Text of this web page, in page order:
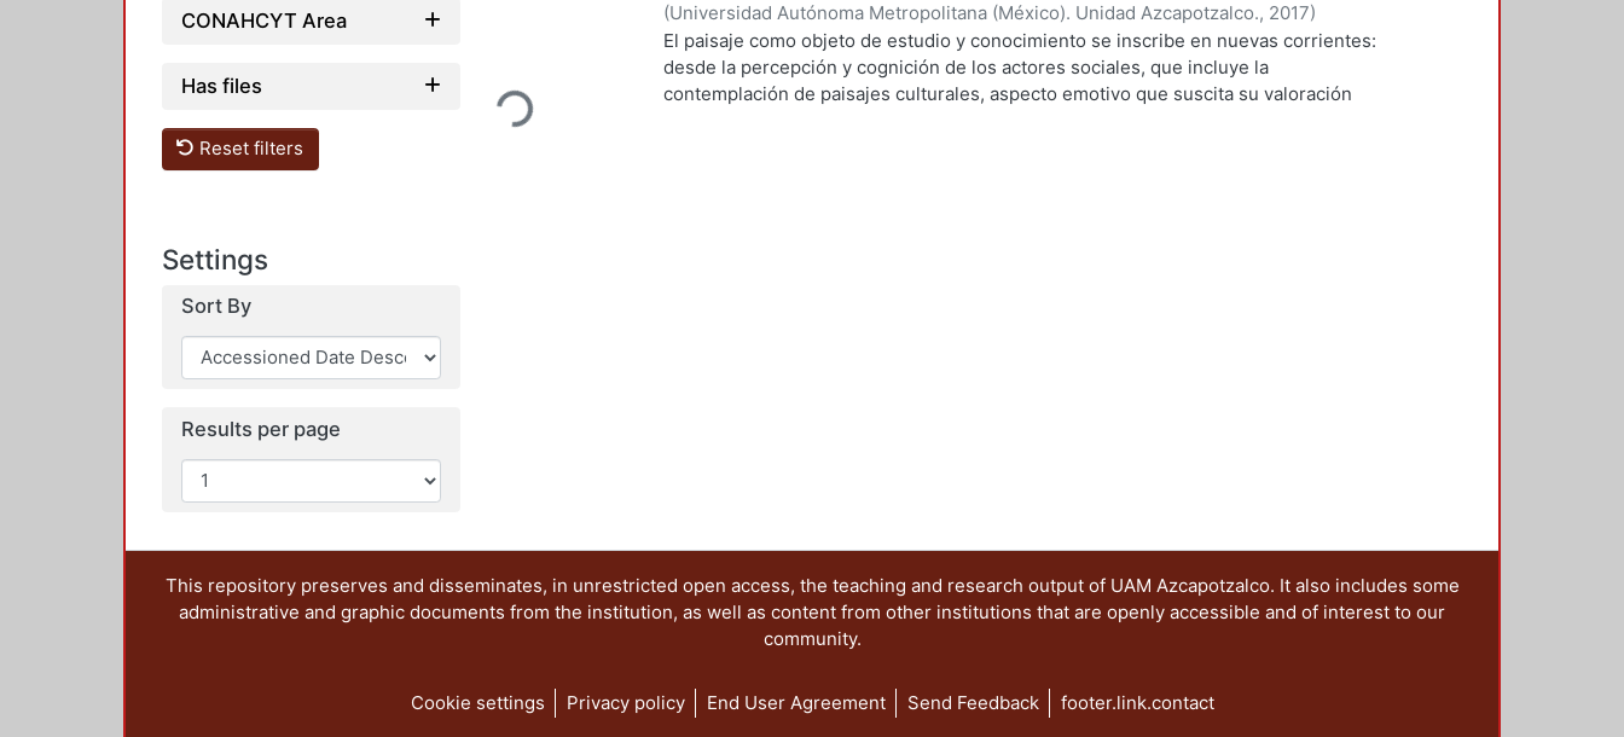
CONAHCYT Area
Has files
Reset filters
Settings
Sort By
Results per page
Loading...
(Universidad Autónoma Metropolitana (México). Unidad Azcapotzalco., 2017)
Martínez Sánchez, Félix Alfonso;Hinojosa De La Garza, Karla María;Alonso-
Navarrete, Armando;Quirarte Castañeda, Vicente;Larrucea Garritz, Amaya
Bertruy, Ramona Isabel;Clavé Almeida, Manuel Martín; Tito Rojo, Jose ;Casares
El paisaje como objeto de estudio y conocimiento se inscribe en nuevas corrientes:
desde la percepción y cognición de los actores sociales, que incluye la
contemplación de paisajes culturales, aspecto emotivo que suscita su valoración
This repository preserves and disseminates, in unrestricted open access, the teaching and research output of UAM Azcapotzalco. It also includes some
administrative and graphic documents from the institution, as well as content from other institutions that are openly accessible and of interest to our
community.
Cookie settings Privacy policy End User Agreement Send Feedback footer.link.contact